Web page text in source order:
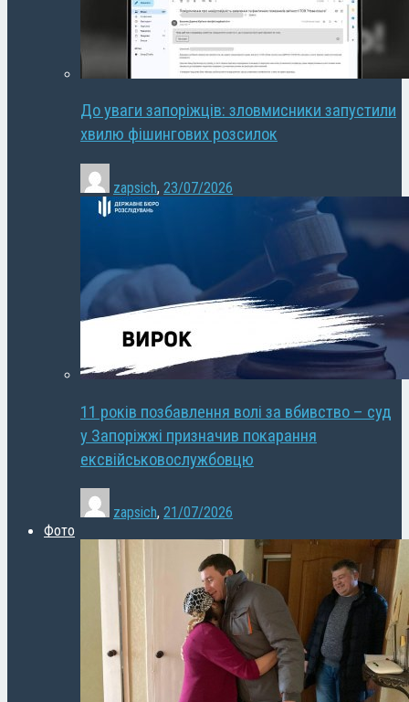
До уваги запоріжців: зловмисники запустили
хвилю фішингових розсилок
zapsich, 23/07/2026
11 років позбавлення волі за вбивство – суд
у Запоріжжі призначив покарання
ексвійськовослужбовцю
zapsich, 21/07/2026
Фото